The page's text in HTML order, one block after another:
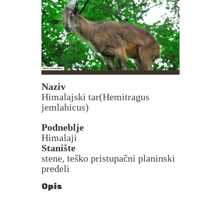
Naziv
Himalajski tar(Hemitragus
jemlahicus)
Podneblje
Himalaji
Stanište
stene, teško pristupačni planinski
predeli
Opis